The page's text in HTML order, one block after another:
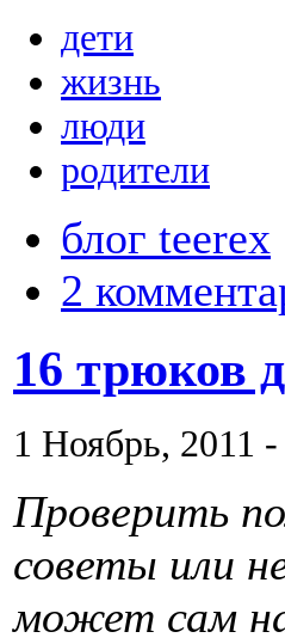
дети
жизнь
люди
родители
блог teerex
2
16 трюков
1 Ноябрь, 2011
Проверить
советы или
может сам